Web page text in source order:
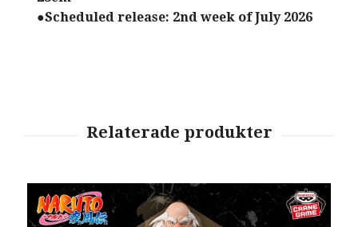
●Scheduled release: 2nd week of July 2026